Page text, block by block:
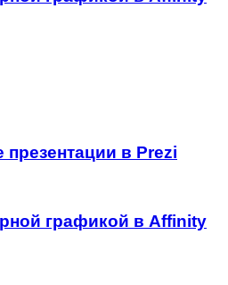
презентации в Prezi
графикой в Affinity